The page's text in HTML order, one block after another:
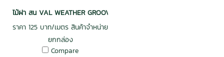
ไม้ฝา สน VAL WEATHER GROOVE ฝาร่องวี อบ กันปลวก H3.2 เกรดพรี
ราคา 125 บาท/เมตร สินค้าจำหน่าย
ยกกล่อง
Compare